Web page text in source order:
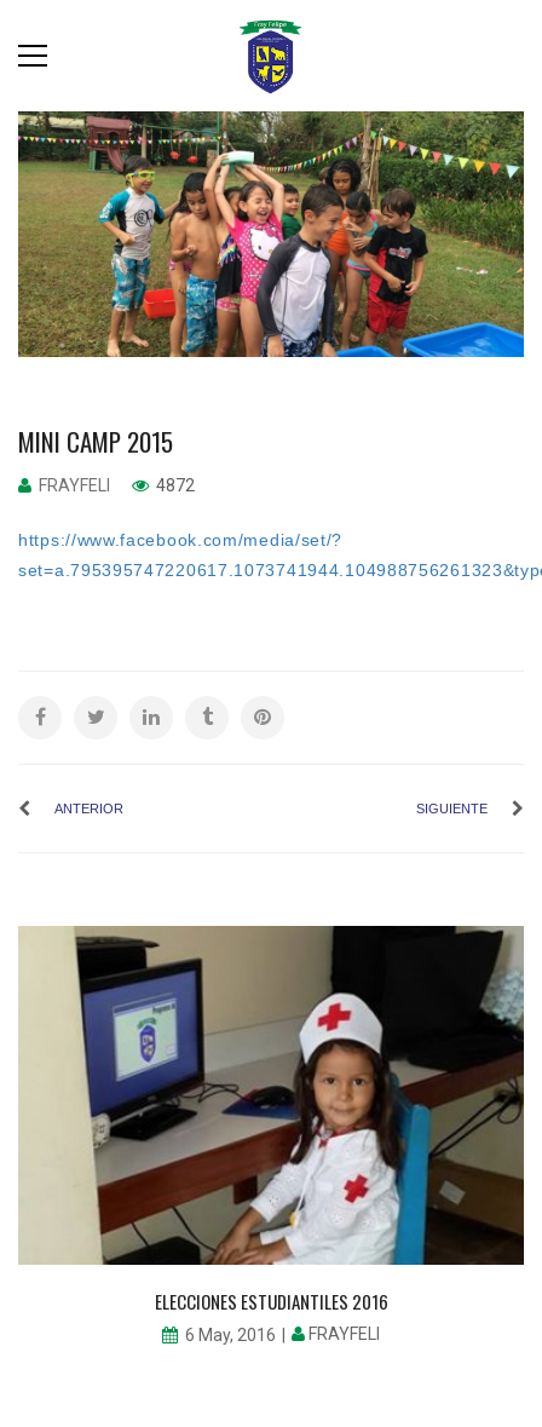
MINI CAMP 2015
FRAYFELI 4872
https://www.facebook.com/media/set/?
ANTERIOR SIGUIENTE
ELECCIONES ESTUDIANTILES 2016
6 May, 2016 FRAYFELI